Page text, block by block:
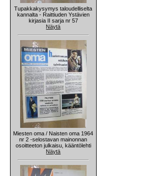
Tupakkakysymys taloudelliselta
kannalta - Raittiuden Ystävien
kirjasia II sarja nr 57
Näytä
Miesten oma / Naisten oma 1964
nr 2 -selostavan mainonnan
osoitteeton julkaisu, kääntölehti
Näytä